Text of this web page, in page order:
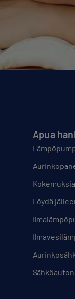
Apua
Löydä